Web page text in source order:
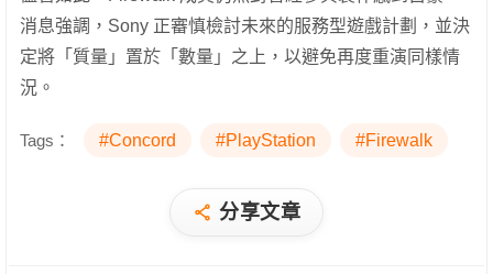
消息強調，Sony 正審慎檢討未來的服務型遊戲計劃，並決
定將「質量」置於「數量」之上，以避免再度重演同樣情
況。
Tags： #Concord #PlayStation #Firewalk
分享文章